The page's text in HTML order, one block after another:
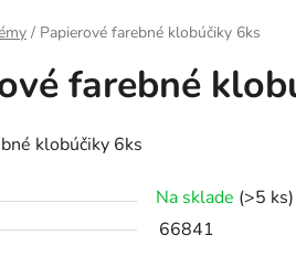
/ Papierové farebné klobúčiky 6ks
farebné
klobúčiky 6ks
Na sklade (>5 ks)
66841